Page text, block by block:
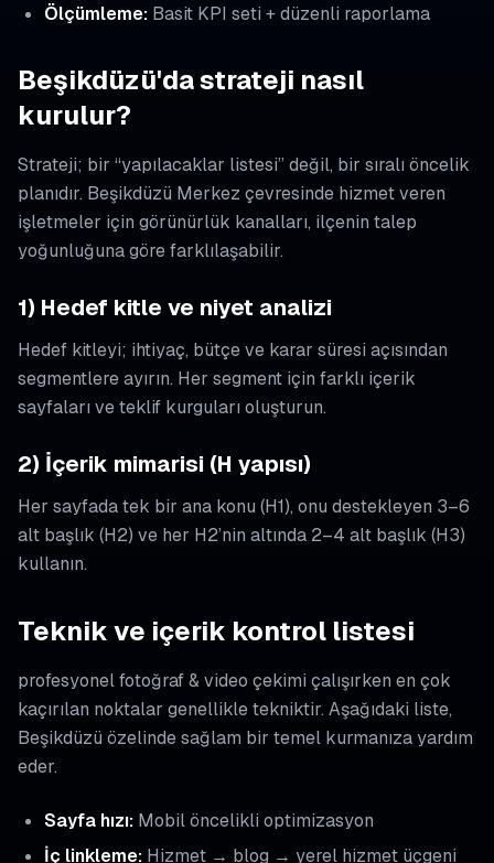
Ölçümleme: Basit KPI seti + düzenli raporlama
Beşikdüzü'da strateji nasıl
kurulur?
Strateji; bir “yapılacaklar listesi” değil, bir sıralı öncelik
planıdır. Beşikdüzü Merkez çevresinde hizmet veren
işletmeler için görünürlük kanalları, ilçenin talep
yoğunluğuna göre farklılaşabilir.
1) Hedef kitle ve niyet analizi
Hedef kitleyi; ihtiyaç, bütçe ve karar süresi açısından
segmentlere ayırın. Her segment için farklı içerik
sayfaları ve teklif kurguları oluşturun.
2) İçerik mimarisi (H yapısı)
Her sayfada tek bir ana konu (H1), onu destekleyen 3–6
alt başlık (H2) ve her H2’nin altında 2–4 alt başlık (H3)
kullanın.
Teknik ve içerik kontrol listesi
profesyonel fotoğraf & video çekimi çalışırken en çok
kaçırılan noktalar genellikle tekniktir. Aşağıdaki liste,
Beşikdüzü özelinde sağlam bir temel kurmanıza yardım
eder.
Sayfa hızı: Mobil öncelikli optimizasyon
İç linkleme: Hizmet → blog → yerel hizmet üçgeni